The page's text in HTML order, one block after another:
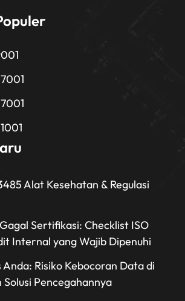
Alat Kesehatan & Regulasi
Sertifikasi: Checklist ISO
Internal yang Wajib Dipenuhi
Risiko Kebocoran Data di
Pencegahannya